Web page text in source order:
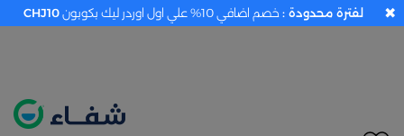
لفترة محدودة : خصم اضافي 10% علي اول اوردر ليك بكوبون CHJ10 ✖